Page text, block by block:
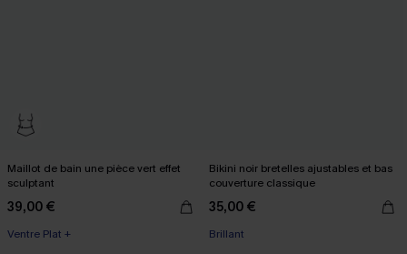
Maillot de bain une pièce vert effet
sculptant
39,00 €
Ventre Plat +
Bikini noir bretelles ajustables et bas
couverture classique
35,00 €
Brillant